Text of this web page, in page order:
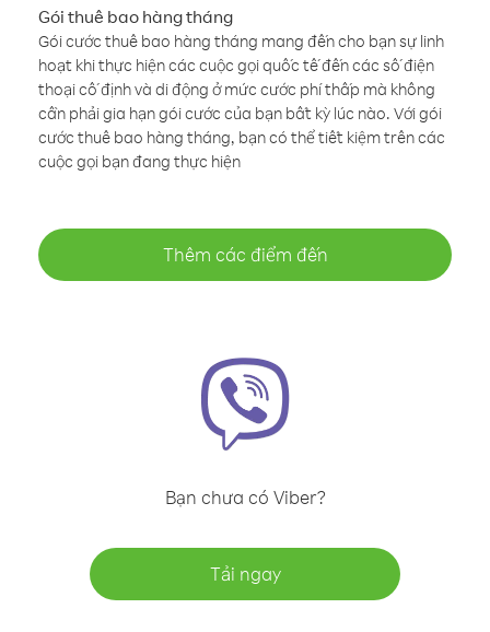
Gói thuê bao hàng tháng
Gói cước thuê bao hàng tháng mang đến cho bạn sự linh
hoạt khi thực hiện các cuộc gọi quốc tế đến các số điện
thoại cố định và di động ở mức cước phí thấp mà không
cần phải gia hạn gói cước của bạn bất kỳ lúc nào. Với gói
cước thuê bao hàng tháng, bạn có thể tiết kiệm trên các
cuộc gọi bạn đang thực hiện
Thêm các điểm đến
Bạn chưa có Viber?
Tải ngay